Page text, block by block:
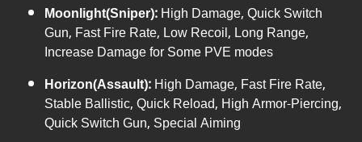
Moonlight(Sniper):High Damage, Quick Switch
Gun, Fast Fire Rate, Low Recoil, Long Range,
Increase Damage for Some PVE modes
Horizon(Assault):High Damage, Fast Fire Rate,
Stable Ballistic, Quick Reload, High Armor-Piercing,
Quick Switch Gun, Special Aiming